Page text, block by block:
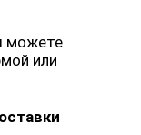
можете
или